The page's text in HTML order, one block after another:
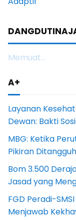
Memuat...
A+
Layanan
Dewan: Bakti
MBG: Ketika
Pikiran
Bom 3.500
Jasad yang
FGD Peradi-
Menjawab